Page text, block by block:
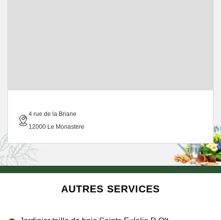
4 rue de la Briane
12000 Le Monastere
AUTRES SERVICES